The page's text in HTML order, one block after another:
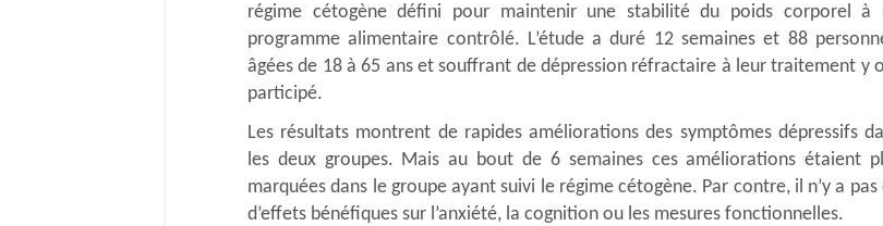
régime cétogène défini pour maintenir une stabilité du poids corporel à
programme alimentaire contrôlé. L’étude a duré 12 semaines et 88
âgées de 18 à 65 ans et souffrant de dépression réfractaire à leur traitement y
participé.
Les résultats montrent de rapides améliorations des symptômes dépressifs
les deux groupes. Mais au bout de 6 semaines ces améliorations étaient
marquées dans le groupe ayant suivi le régime cétogène. Par contre, il n’y a pas
d’effets bénéfiques sur l’anxiété, la cognition ou les mesures fonctionnelles.